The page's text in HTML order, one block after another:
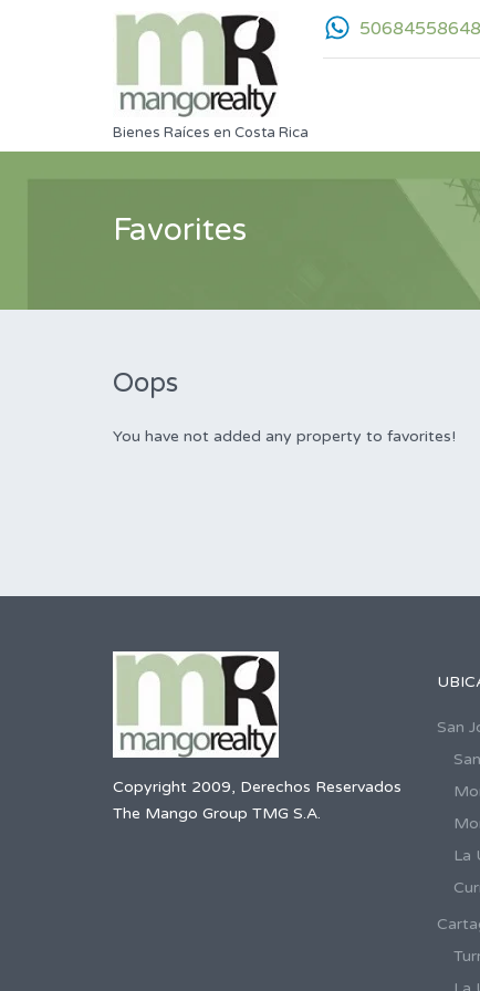
Bienes Raíces en Costa Rica
50684558648
Favorites
Oops
You have not added any property to favorites!
Copyright 2009, Derechos Reservados
The Mango Group TMG S.A.
San
La